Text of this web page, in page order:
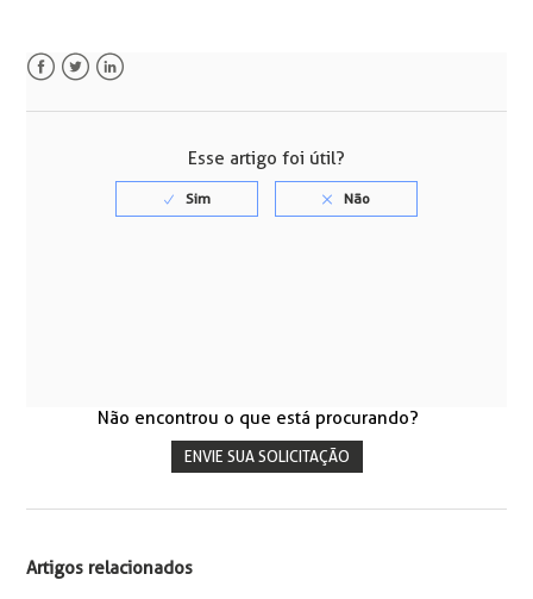
Esse artigo foi útil?
Não encontrou o que está procurando?
ENVIE SUA SOLICITAÇÃO
Artigos relacionados